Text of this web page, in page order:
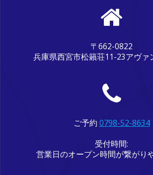
〒662-0822
兵庫県西宮市松籟荘11-23アヴァ
ご予約 0798-52-8634
受付時間:
営業日のオープン時間が繋がり